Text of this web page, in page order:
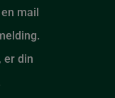
mail
er din